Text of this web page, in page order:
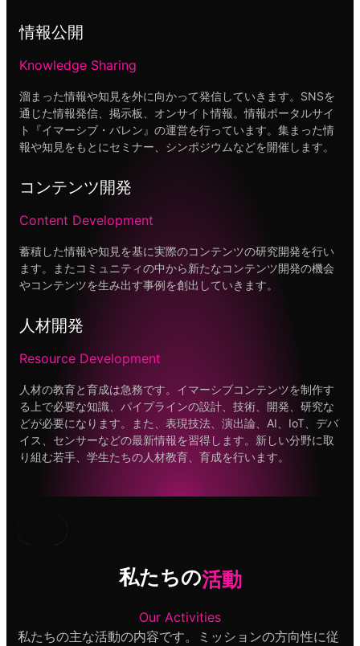
情報公開
Knowledge Sharing
溜まった情報や知見を外に向かって発信していきます。SNSを
通じた情報発信、掲示板、オンサイト情報。情報ポータルサイ
ト『イマーシブ・バレン』の運営を行っています。集まった情
報や知見をもとにセミナー、シンポジウムなどを開催します。
コンテンツ開発
Content Development
蓄積した情報や知見を基に実際のコンテンツの研究開発を行い
ます。またコミュニティの中から新たなコンテンツ開発の機会
やコンテンツを生み出す事例を創出していきます。
人材開発
Resource Development
人材の教育と育成は急務です。イマーシブコンテンツを制作す
る上で必要な知識、パイプラインの設計、技術、開発、研究な
どが必要になります。また、表現技法、演出論、AI、IoT、デバ
イス、センサーなどの最新情報を習得します。新しい分野に取
り組む若手、学生たちの人材教育、育成を行います。
私たちの活動
Our Activities
私たちの主な活動の内容です。ミッションの方向性に従